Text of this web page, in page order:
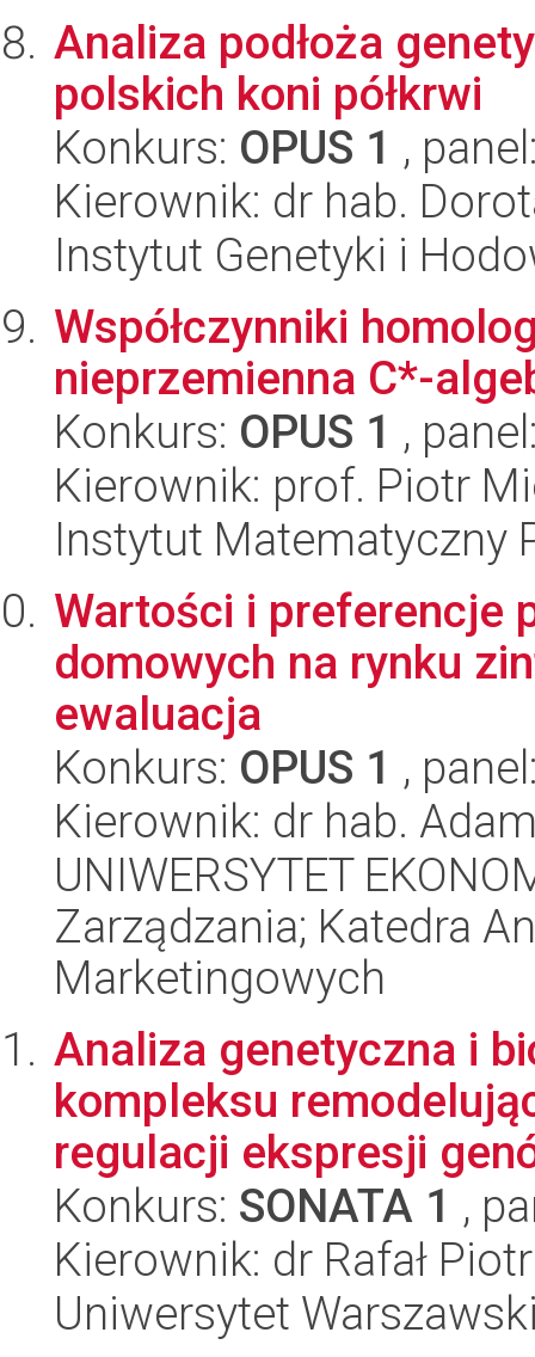
Analiza podłoża
polskich koni półkrwi
Konkurs: OPUS 1 ,
Kierownik: dr hab.
Instytut Genetyki i
Współczynniki
nieprzemienna C*-
Konkurs: OPUS 1 ,
Kierownik: prof. Piotr
Instytut Matematyczny
Wartości i preferencje
domowych na rynku
ewaluacja
Konkurs: OPUS 1 ,
Kierownik: dr hab.
UNIWERSYTET
Zarządzania; Katedra
Marketingowych
Analiza genetyczna i
kompleksu
regulacji ekspresji
Konkurs: SONATA 1 ,
Kierownik: dr Rafał
Uniwersytet